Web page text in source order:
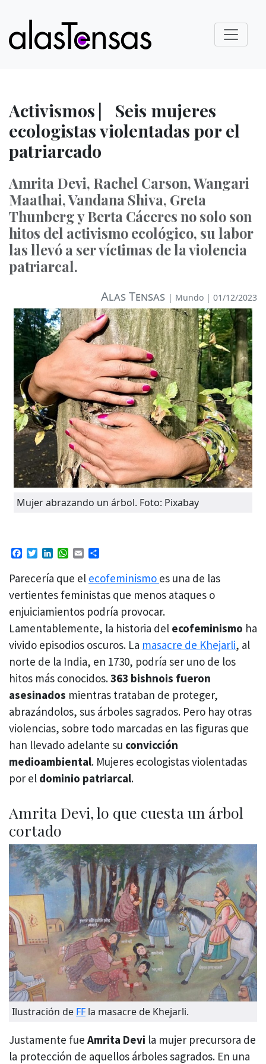
Activismos ⎸Seis mujeres
ecologistas violentadas por el
patriarcado
Amrita Devi, Rachel Carson, Wangari
Maathai, Vandana Shiva, Greta
Thunberg y Berta Cáceres no solo son
hitos del activismo ecológico, su labor
las llevó a ser víctimas de la violencia
patriarcal.
Alas Tensas | Mundo | 01/12/2023
Mujer abrazando un árbol. Foto: Pixabay
Facebook
TwitterLinkedIn
WhatsApp
Email
Parecería que el ecofeminismo es una de las
vertientes feministas que menos ataques o
enjuiciamientos podría provocar.
Lamentablemente, la historia del ecofeminismo ha
vivido episodios oscuros. La masacre de Khejarli, al
norte de la India, en 1730, podría ser uno de los
hitos más conocidos.363 bishnois fueron
asesinados mientras trataban de proteger,
abrazándolos, sus árboles sagrados. Pero hay otras
violencias, sobre todo marcadas en las figuras que
han llevado adelante su convicción
medioambiental. Mujeres ecologistas violentadas
por el dominio patriarcal.
Amrita Devi, lo que cuesta un árbol
cortado
Ilustración de FF la masacre de Khejarli.
Justamente fue Amrita Devi la mujer precursora de
la protección de aquellos árboles sagrados. En una